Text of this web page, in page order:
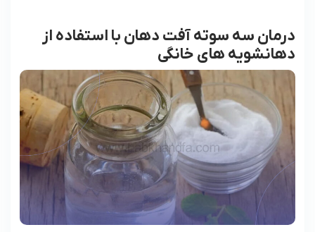
درمان سه سوته آفت دهان با استفاده از
دهانشویه های خانگی